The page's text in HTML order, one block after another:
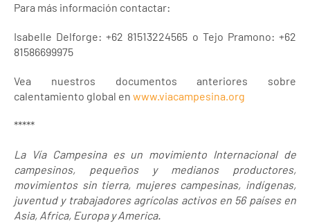
Para más información contactar:
Isabelle Delforge: +62 81513224565 o Tejo Pramono: +62
81586699975
Vea nuestros documentos anteriores sobre
calentamiento global en www.viacampesina.org
*****
La Vía Campesina es un movimiento Internacional de
campesinos, pequeños y medianos productores,
movimientos sin tierra, mujeres campesinas, indígenas,
juventud y trabajadores agrícolas activos en 56 países en
Asia, Africa, Europa y America.